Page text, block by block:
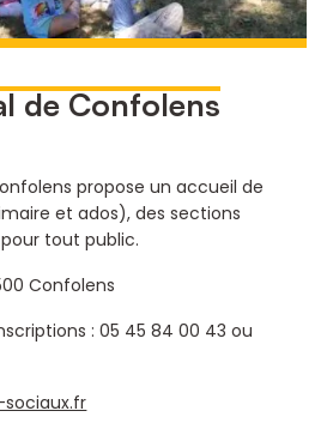
de Confolens
propose un accueil de
et ados), des sections
tout public.
Confolens
: 05 45 84 00 43 ou